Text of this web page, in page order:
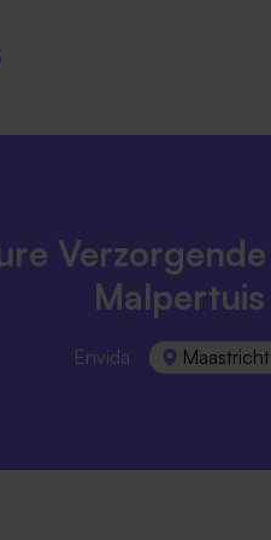
Malpertuis
Envida Maastricht